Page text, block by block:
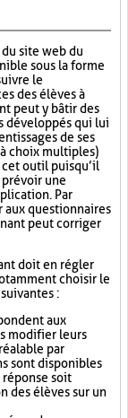
site web du
sous la forme
le
des élèves à
peut y bâtir des
développés qui lui
de ses
choix multiples)
outil puisqu’il
une
Par
aux questionnaires
peut corriger
doit en régler
choisir le
:
aux
modifier leurs
par
sont disponibles
réponse soit
des élèves sur un